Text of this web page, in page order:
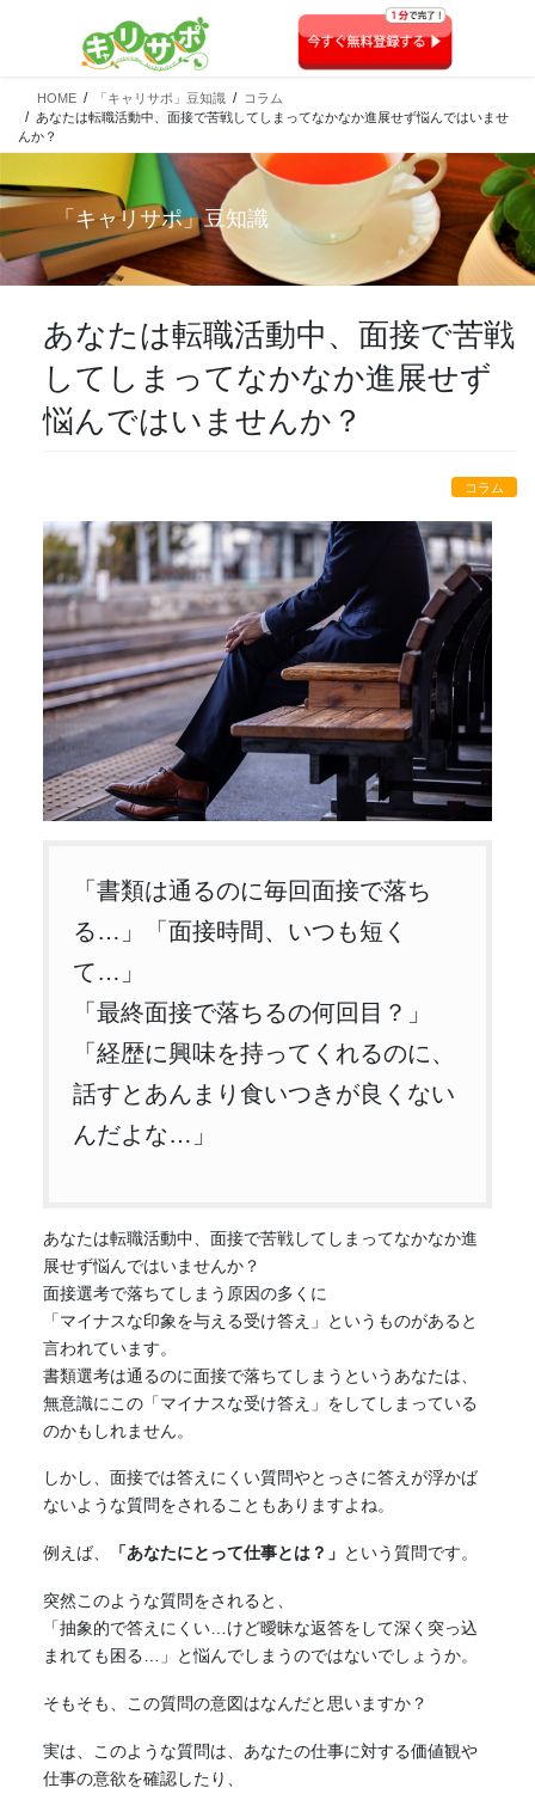
HOME 「キャリサポ」豆知識
コラム
あなたは転職活動中、面接で苦戦してしまってなかなか進展せず悩んではいませ
んか？
「キャリサポ」豆知識
あなたは転職活動中、面接で苦戦
してしまってなかなか進展せず
悩んではいませんか？
コラム
「書類は通るのに毎回面接で落ち
る…」「面接時間、いつも短く
て…」
「最終面接で落ちるの何回目？」
「経歴に興味を持ってくれるのに、
話すとあんまり食いつきが良くない
んだよな…」
あなたは転職活動中、面接で苦戦してしまってなかなか進
展せず悩んではいませんか？
面接選考で落ちてしまう原因の多くに
「マイナスな印象を与える受け答え」というものがあると
言われています。
書類選考は通るのに面接で落ちてしまうというあなたは、
無意識にこの「マイナスな受け答え」をしてしまっている
のかもしれません。
しかし、面接では答えにくい質問やとっさに答えが浮かば
ないような質問をされることもありますよね。
例えば、 「あなたにとって仕事とは？」 という質問です。
突然このような質問をされると、
「抽象的で答えにくい…けど曖昧な返答をして深く突っ込
まれても困る…」と悩んでしまうのではないでしょうか。
そもそも、この質問の意図はなんだと思いますか？
実は、このような質問は、あなたの仕事に対する価値観や
仕事の意欲を確認したり、